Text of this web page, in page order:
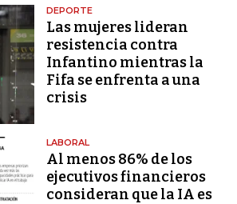
DEPORTE
Las mujeres lideran
resistencia contra
Infantino mientras la
Fifa se enfrenta a una
crisis
LABORAL
Al menos 86% de los
ejecutivos financieros
consideran que la IA es